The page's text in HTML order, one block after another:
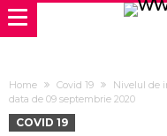
Home Covid 19
Nivelul de
data de 09 septembrie 2020
COVID 19